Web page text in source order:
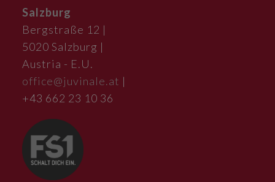
Salzburg
Bergstraße 12 |
5020 Salzburg |
Austria - E.U.
office@juvinale.at |
+43 662 23 10 36